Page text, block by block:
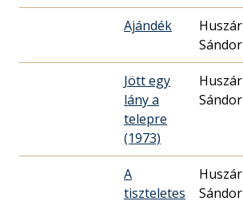
Ajándék
Huszár
Sándor
Jött egy
lány a
telepre
(1973)
Huszár
Sándor
A
tiszteletes
Huszár
Sándor